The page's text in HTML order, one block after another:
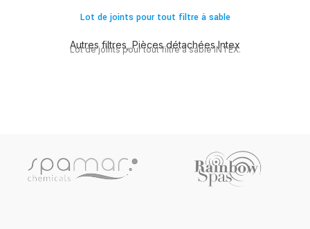
Lot de joints pour tout filtre à sable
Autres filtres Pièces détachées Intex
Lot de joints pour tout filtre à sable INTEX.